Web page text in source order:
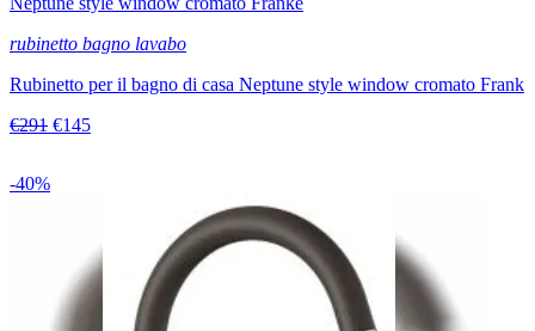
rubinetto bagno lavabo
Rubinetto per il bagno di casa Neptune style window cromato Frank
€291 €145
-40%